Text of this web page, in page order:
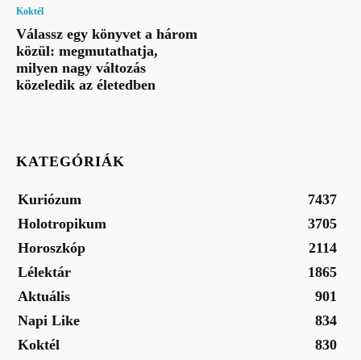
Koktél
Válassz egy könyvet a három
közül: megmutathatja,
milyen nagy változás
közeledik az életedben
KATEGÓRIÁK
Kuriózum
7437
Holotropikum
3705
Horoszkóp
2114
Lélektár
1865
Aktuális
901
Napi Like
834
Koktél
830